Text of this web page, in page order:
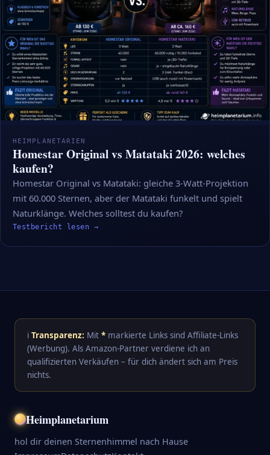
HEIMPLANETARIEN
Homestar Original vs Matataki 2026: welches
kaufen?
Homestar Original vs Matataki: gleiche 3-Watt-Projektion
mit 60.000 Sternen, aber der Matataki funkelt und spielt
Naturklänge. Welches solltest du kaufen?
Testbericht lesen →
ℹ️ Transparenz: Mit * markierte Links sind Affiliate-Links
(Werbung). Als Amazon-Partner verdiene ich an
qualifizierten Verkäufen – für dich ändert sich am Preis
nichts.
Heimplanetarium
hol dir deinen Sternenhimmel nach Hause